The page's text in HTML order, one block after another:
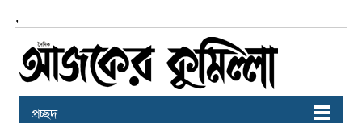
,
প্রচ্ছদ